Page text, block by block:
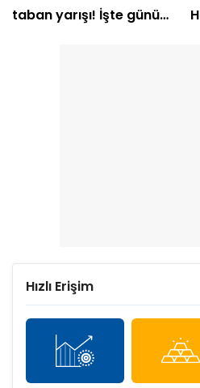
taban yarışı! İşte günün
Hızlı Erişim